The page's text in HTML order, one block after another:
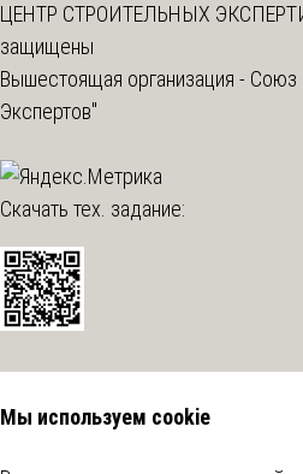
ЦЕНТР СТРОИТЕЛЬНЫХ
защищены
Вышестоящая организация - Союз
Экспертов"
Скачать тех. задание:
Мы используем cookie